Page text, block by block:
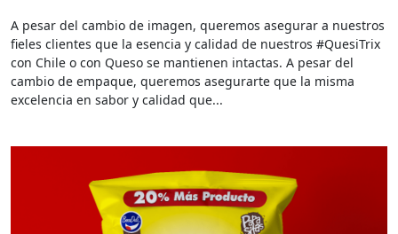
A pesar del cambio de imagen, queremos asegurar a nuestros
fieles clientes que la esencia y calidad de nuestros #QuesiTrix
con Chile o con Queso se mantienen intactas. A pesar del
cambio de empaque, queremos asegurarte que la misma
excelencia en sabor y calidad que...